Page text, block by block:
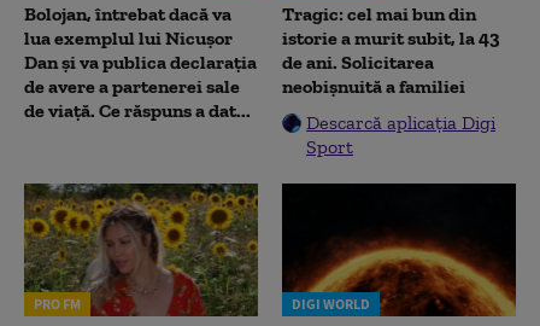
Bolojan, întrebat dacă va
lua exemplul lui Nicușor
Dan și va publica declarația
de avere a partenerei sale
de viață. Ce răspuns a dat...
Tragic: cel mai bun din
istorie a murit subit, la 43
de ani. Solicitarea
neobișnuită a familiei
Descarcă aplicația Digi
Sport
PRO FM DIGI WORLD